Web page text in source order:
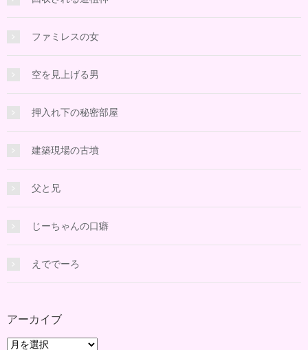
ファミレスの女
空を見上げる男
押入れ下の秘密部屋
建築現場の古墳
父と兄
じーちゃんの口癖
えででーろ
アーカイブ
ア